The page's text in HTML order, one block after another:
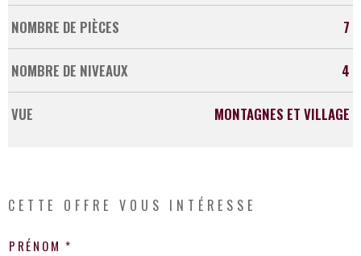
NOMBRE DE PIÈCES 7
NOMBRE DE NIVEAUX 4
VUE MONTAGNES ET VILLAGE
CETTE OFFRE VOUS INTÉRESSE
PRÉNOM *